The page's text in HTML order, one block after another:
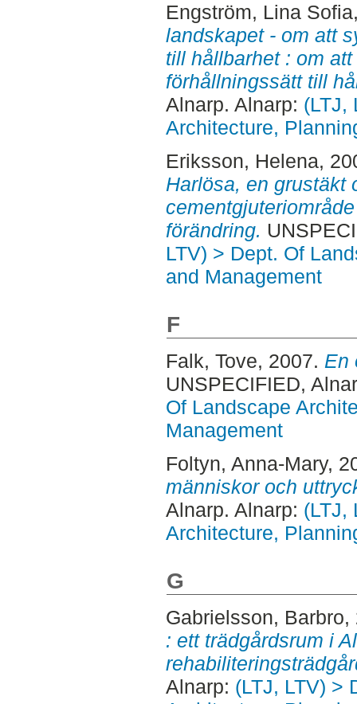
Engström, Lina Sofia
landskapet - om att
till hållbarhet : om
förhållningssätt till
Alnarp. Alnarp: (LTJ,
Architecture,
Eriksson, Helena,
Harlösa, en grustäkt
förändring.
LTV) > Dept. Of
and Management
F
Falk, Tove, 2007. En
UNSPECIFIED,
Of Landscape
Management
Foltyn, Anna-Mary,
människor och
Alnarp. Alnarp: (LTJ,
Architecture,
G
Gabrielsson, Barbro,
: ett trädgårdsrum i
Alnarp: (LTJ, LTV) >